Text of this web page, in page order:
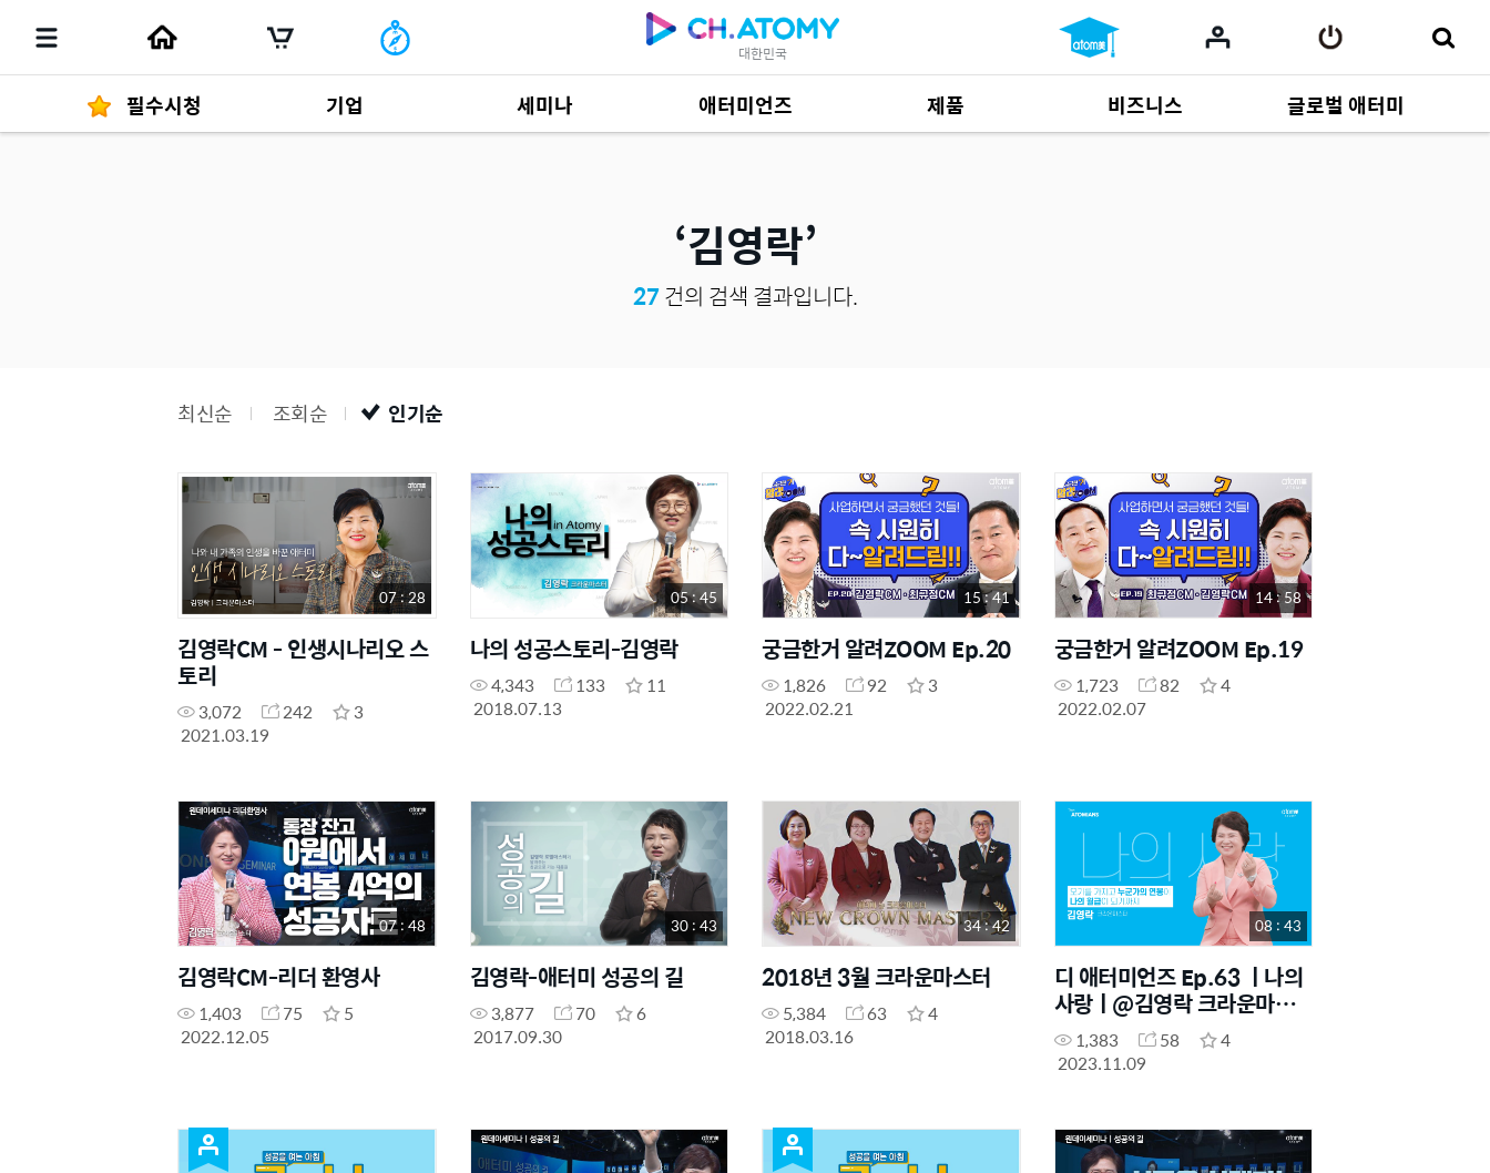
대한민국
필수시청 기업 세미나 애터미언즈 제품
제품 자료685
비즈니스
사업 자료165
글로벌 애터미
김영락
27건의 검색 결과입니다.
최신순 조회순 인기순
07 : 28
김영락CM - 인생시나리오 스
토리
3,072 242
3
2021.03.19
05 : 45
나의 성공스토리-김영락
4,343 133
11
2018.07.13
15 : 41
궁금한거 알려ZOOM Ep.20
1,826 92
3
2022.02.21
14 : 58
궁금한거 알려ZOOM Ep.19
1,723 82
4
2022.02.07
07 : 48
김영락CM-리더 환영사
1,403 75
5
2022.12.05
30 : 43
김영락-애터미 성공의 길
3,877 70
6
2017.09.30
34 : 42
2018년 3월 크라운마스터
5,384 63
4
2018.03.16
08 : 43
디 애터미언즈 Ep.63 ㅣ나의
사랑ㅣ@김영락 크라운마스
터 1,383 58
4
2023.11.09